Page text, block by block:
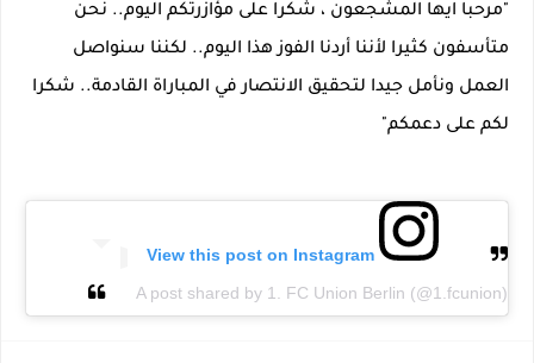
"مرحبا ايها المشجعون ، شكرا على مؤازرتكم اليوم.. نحن
متأسفون كثيرا لأننا أردنا الفوز هذا اليوم.. لكننا سنواصل
العمل ونأمل جيدا لتحقيق الانتصار في المباراة القادمة.. شكرا
لكم على دعمكم"
View this post on Instagram
A post shared by 1. FC Union Berlin (@1.fcunion)